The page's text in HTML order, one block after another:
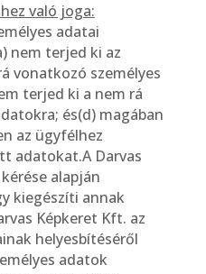
való joga:
adatai
nem terjed ki az
vonatkozó személyes
terjed ki a nem rá
és(d) magában
az ügyfélhez
adatokat.A Darvas
alapján
kiegészíti annak
Képkeret Kft. az
helyesbítéséről
adatok